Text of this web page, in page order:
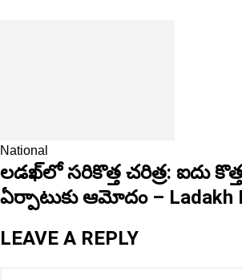
National
లడఖ్‌లో సరికొత్త చరిత్ర: ఐదు
ఏర్పాటుకు ఆమోదం – Ladakh
LEAVE A REPLY